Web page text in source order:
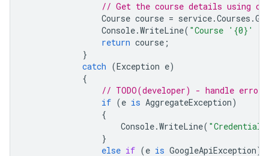
// Get the course details using
Course course = service.Courses .
Console.WriteLine( "Course '{0}'
return course ;
}
catch (Exception e)
{
// TODO(developer) - handle error
if (e is AggregateException)
{
Console.WriteLine( "Credential
}
else if (e is GoogleApiException)